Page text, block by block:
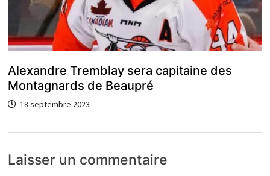
Alexandre Tremblay sera capitaine des
Montagnards de Beaupré
18 septembre 2023
Laisser un commentaire